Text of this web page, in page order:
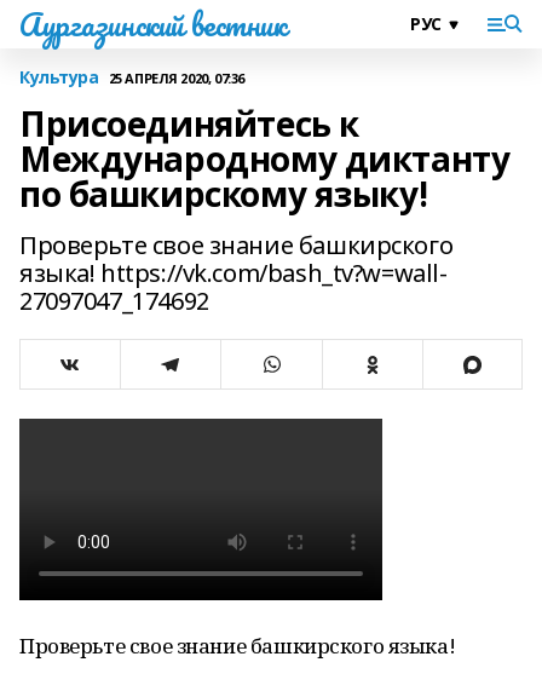
Аургазинский вестник
Культура 25 АПРЕЛЯ 2020, 07:36
Присоединяйтесь к
Международному диктанту
по башкирскому языку!
Проверьте свое знание башкирского
языка! https://vk.com/bash_tv?w=wall-
27097047_174692
Проверьте свое знание башкирского языка!